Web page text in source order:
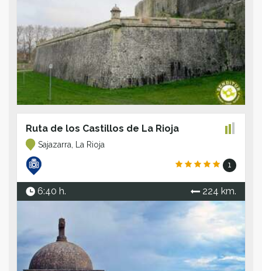
Ruta de los Castillos de La Rioja
Sajazarra, La Rioja
1
6:40 h. 224 km.